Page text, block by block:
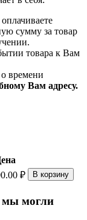
сумму за товар
товара к Вам
времени
Вам адресу.
₽ В корзину
мы могли